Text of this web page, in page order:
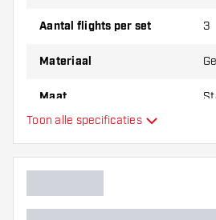
dikte van de flights om
Aantal flights per set 3
Materiaal
Maat
Flexibiliteit
Toon alle specificaties